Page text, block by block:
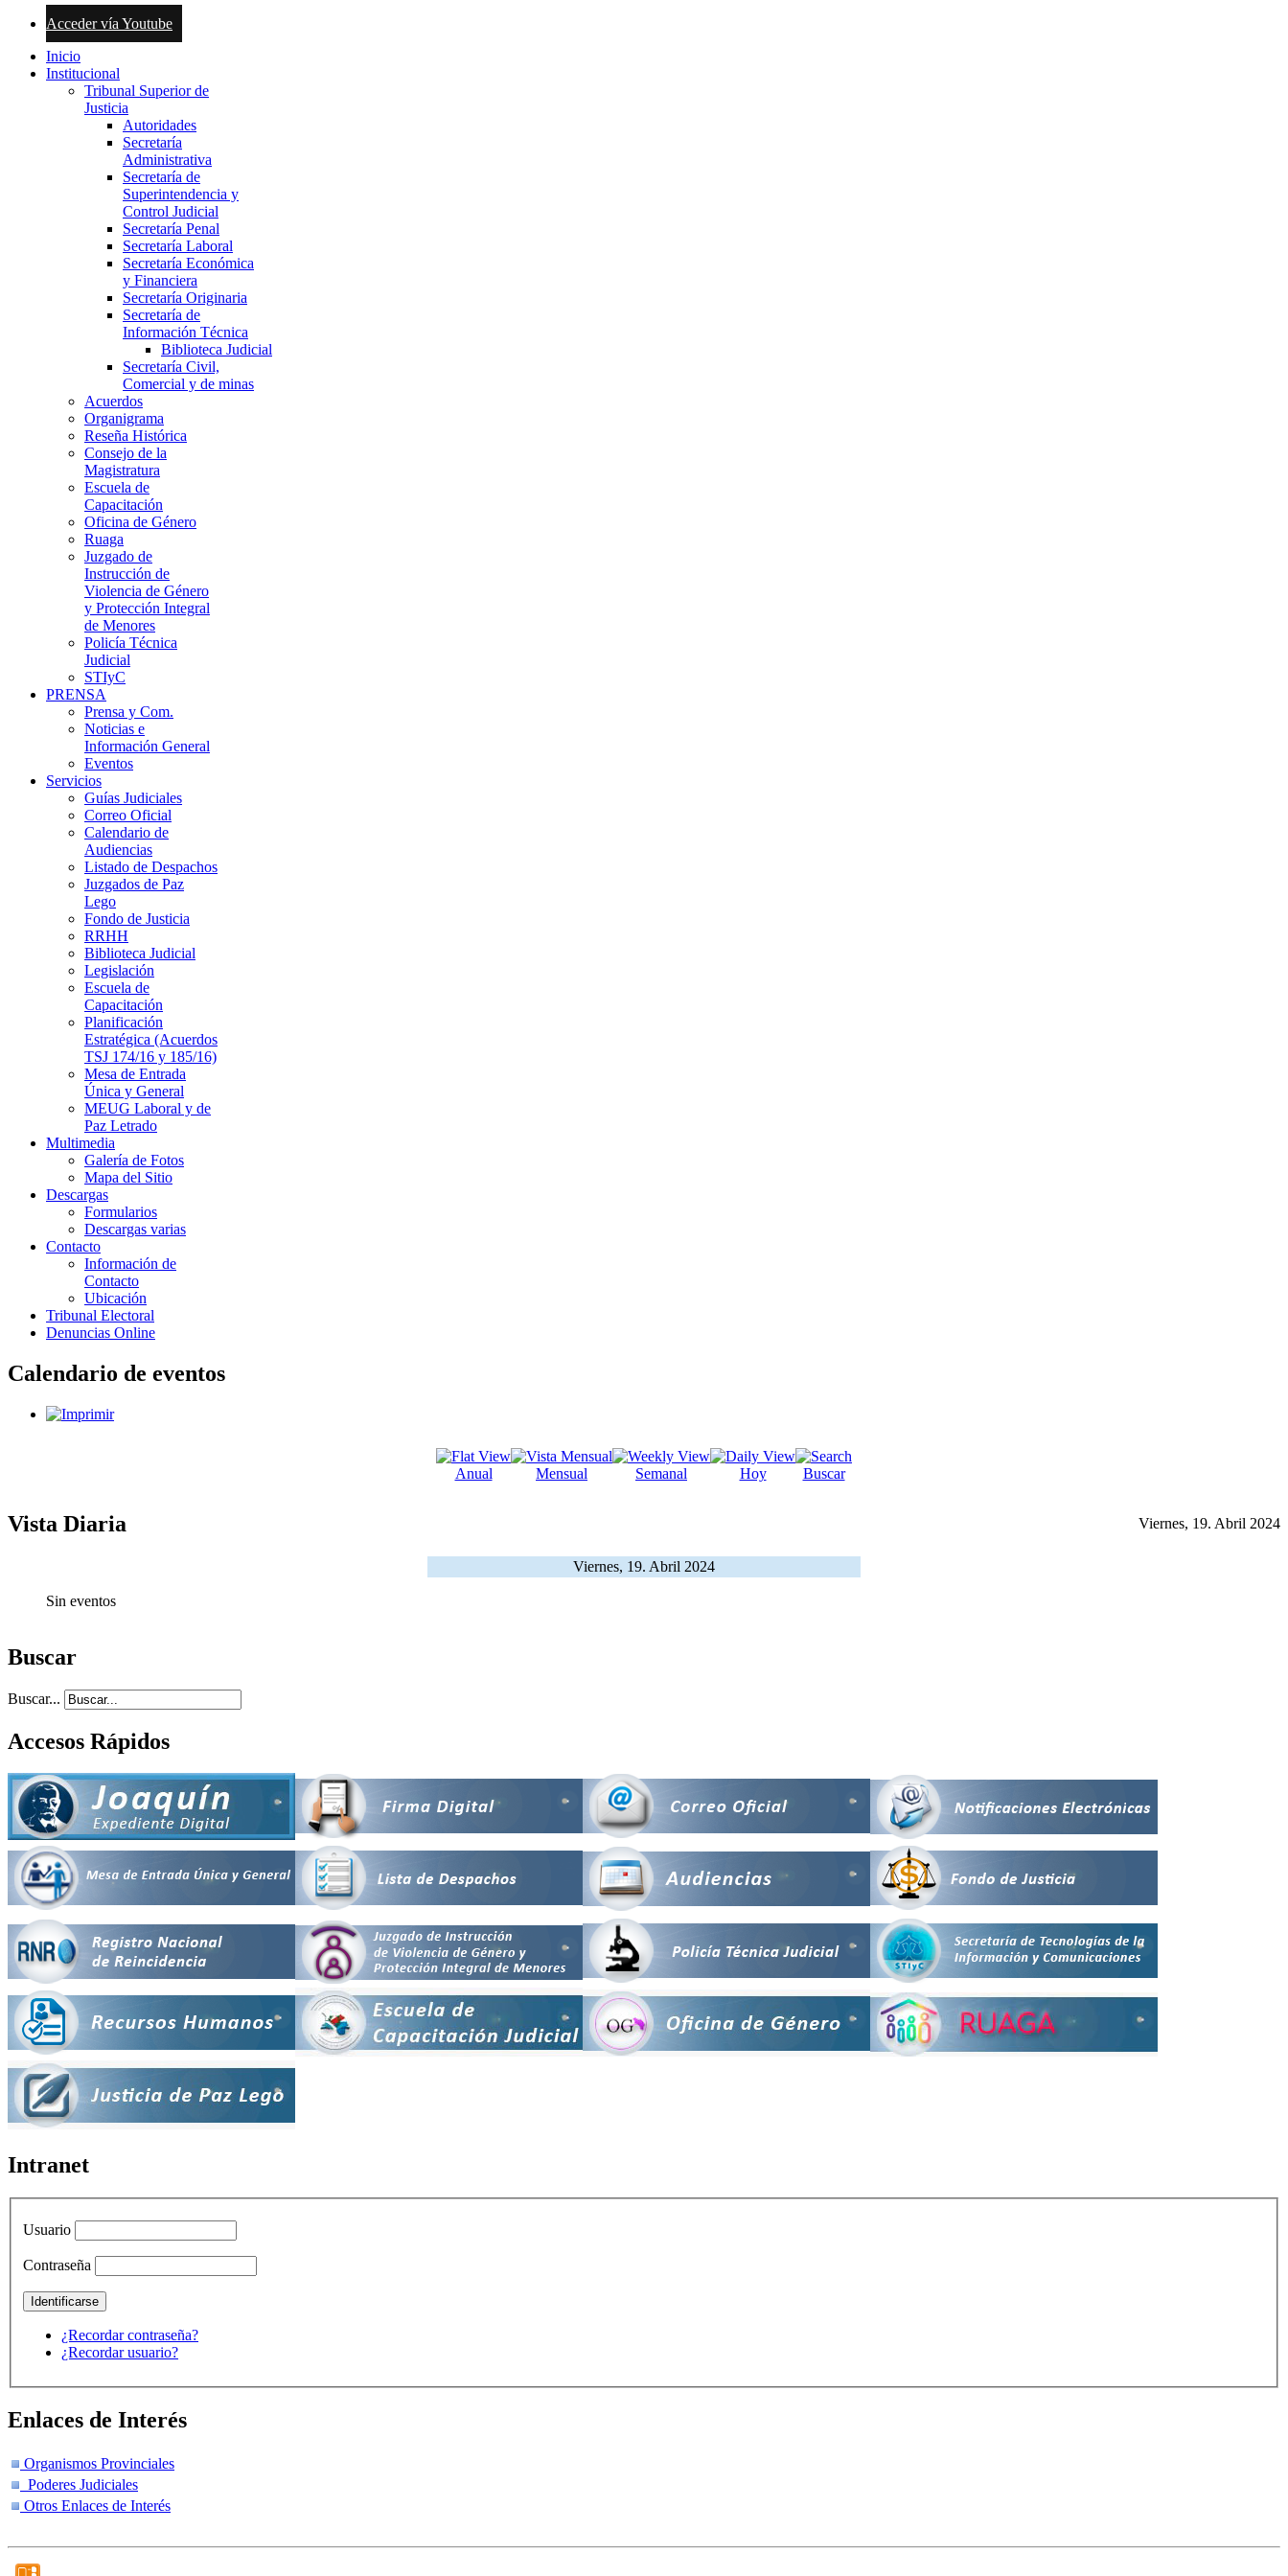
Acceder vía Youtube
Inicio
Institucional
Tribunal Superior de
Justicia
Autoridades
Secretaría
Administrativa
Secretaría de
Superintendencia y
Control Judicial
Secretaría Penal
Secretaría Laboral
Secretaría Económica
y Financiera
Secretaría Originaria
Secretaría de
Información Técnica
Biblioteca Judicial
Secretaría Civil,
Comercial y de minas
Acuerdos
Organigrama
Reseña Histórica
Consejo de la
Magistratura
Escuela de
Capacitación
Oficina de Género
Ruaga
Juzgado de
Instrucción de
Violencia de Género
y Protección Integral
de Menores
Policía Técnica
Judicial
STIyC
PRENSA
Prensa y Com.
Noticias e
Información General
Eventos
Servicios
Guías Judiciales
Correo Oficial
Calendario de
Audiencias
Listado de Despachos
Juzgados de Paz
Lego
Fondo de Justicia
RRHH
Biblioteca Judicial
Legislación
Escuela de
Capacitación
Planificación
Estratégica (Acuerdos
TSJ 174/16 y 185/16)
Mesa de Entrada
Única y General
MEUG Laboral y de
Paz Letrado
Multimedia
Galería de Fotos
Mapa del Sitio
Descargas
Formularios
Descargas varias
Contacto
Información de
Contacto
Ubicación
Tribunal Electoral
Denuncias Online
Calendario de eventos
Anual Mensual Semanal Hoy Buscar
Vista Diaria Viernes, 19. Abril 2024
Viernes, 19. Abril 2024
Sin eventos
Buscar
Buscar...
Accesos Rápidos
Intranet
Usuario
Contraseña
¿Recordar contraseña?
¿Recordar usuario?
Enlaces de Interés
Organismos Provinciales
Poderes Judiciales
Otros Enlaces de Interés